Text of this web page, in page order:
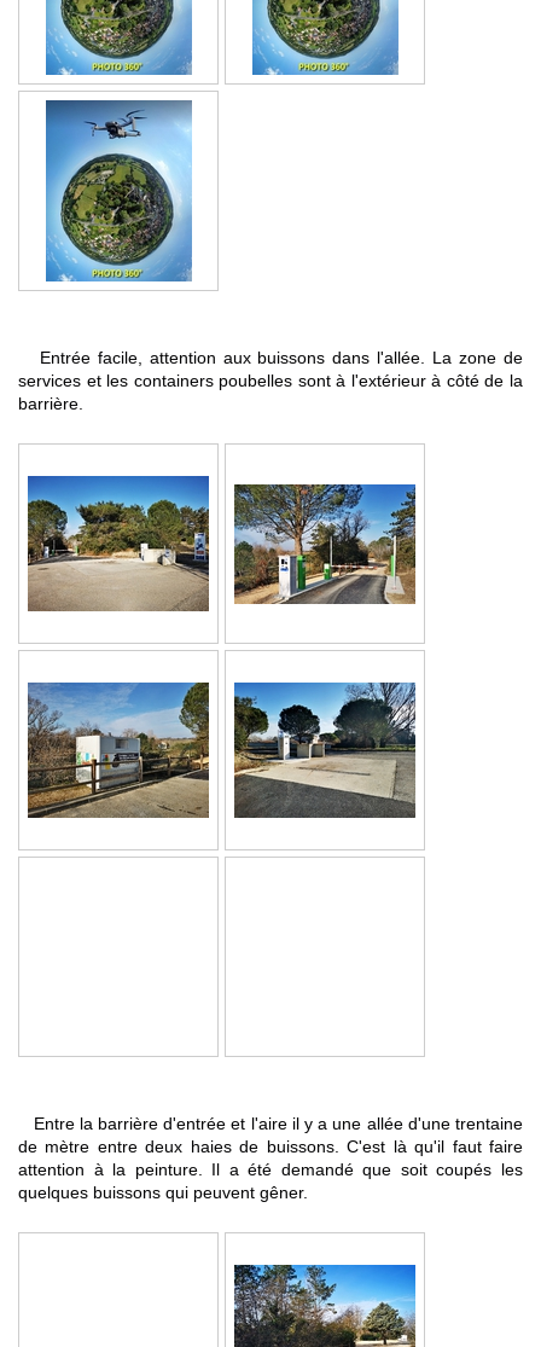
Entrée facile, attention aux buissons dans l'allée. La zone de
services et les containers poubelles sont à l'extérieur à côté de la
barrière.
Entre la barrière d'entrée et l'aire il y a une allée d'une trentaine
de mètre entre deux haies de buissons. C'est là qu'il faut faire
attention à la peinture. Il a été demandé que soit coupés les
quelques buissons qui peuvent gêner.